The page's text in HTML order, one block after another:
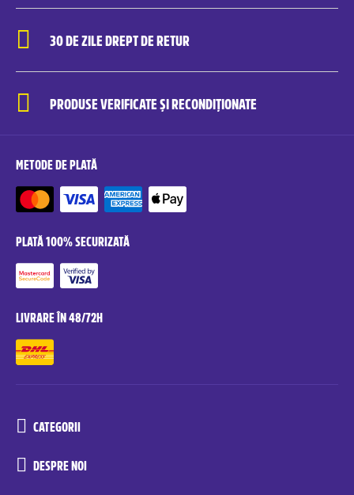
30 DE ZILE DREPT DE RETUR
PRODUSE VERIFICATE ȘI RECONDIȚIONATE
METODE DE PLATĂ
PLATĂ 100% SECURIZATĂ
LIVRARE ÎN 48/72H
CATEGORII
DESPRE NOI